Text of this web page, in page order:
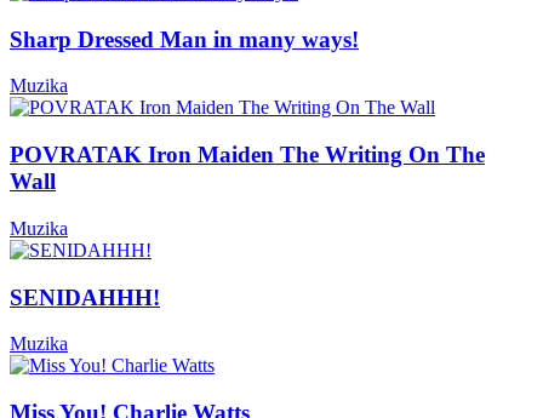
Sharp Dressed Man in many ways!
Muzika
POVRATAK Iron Maiden The Writing On The
Wall
Muzika
SENIDAHHH!
Muzika
Miss You! Charlie Watts